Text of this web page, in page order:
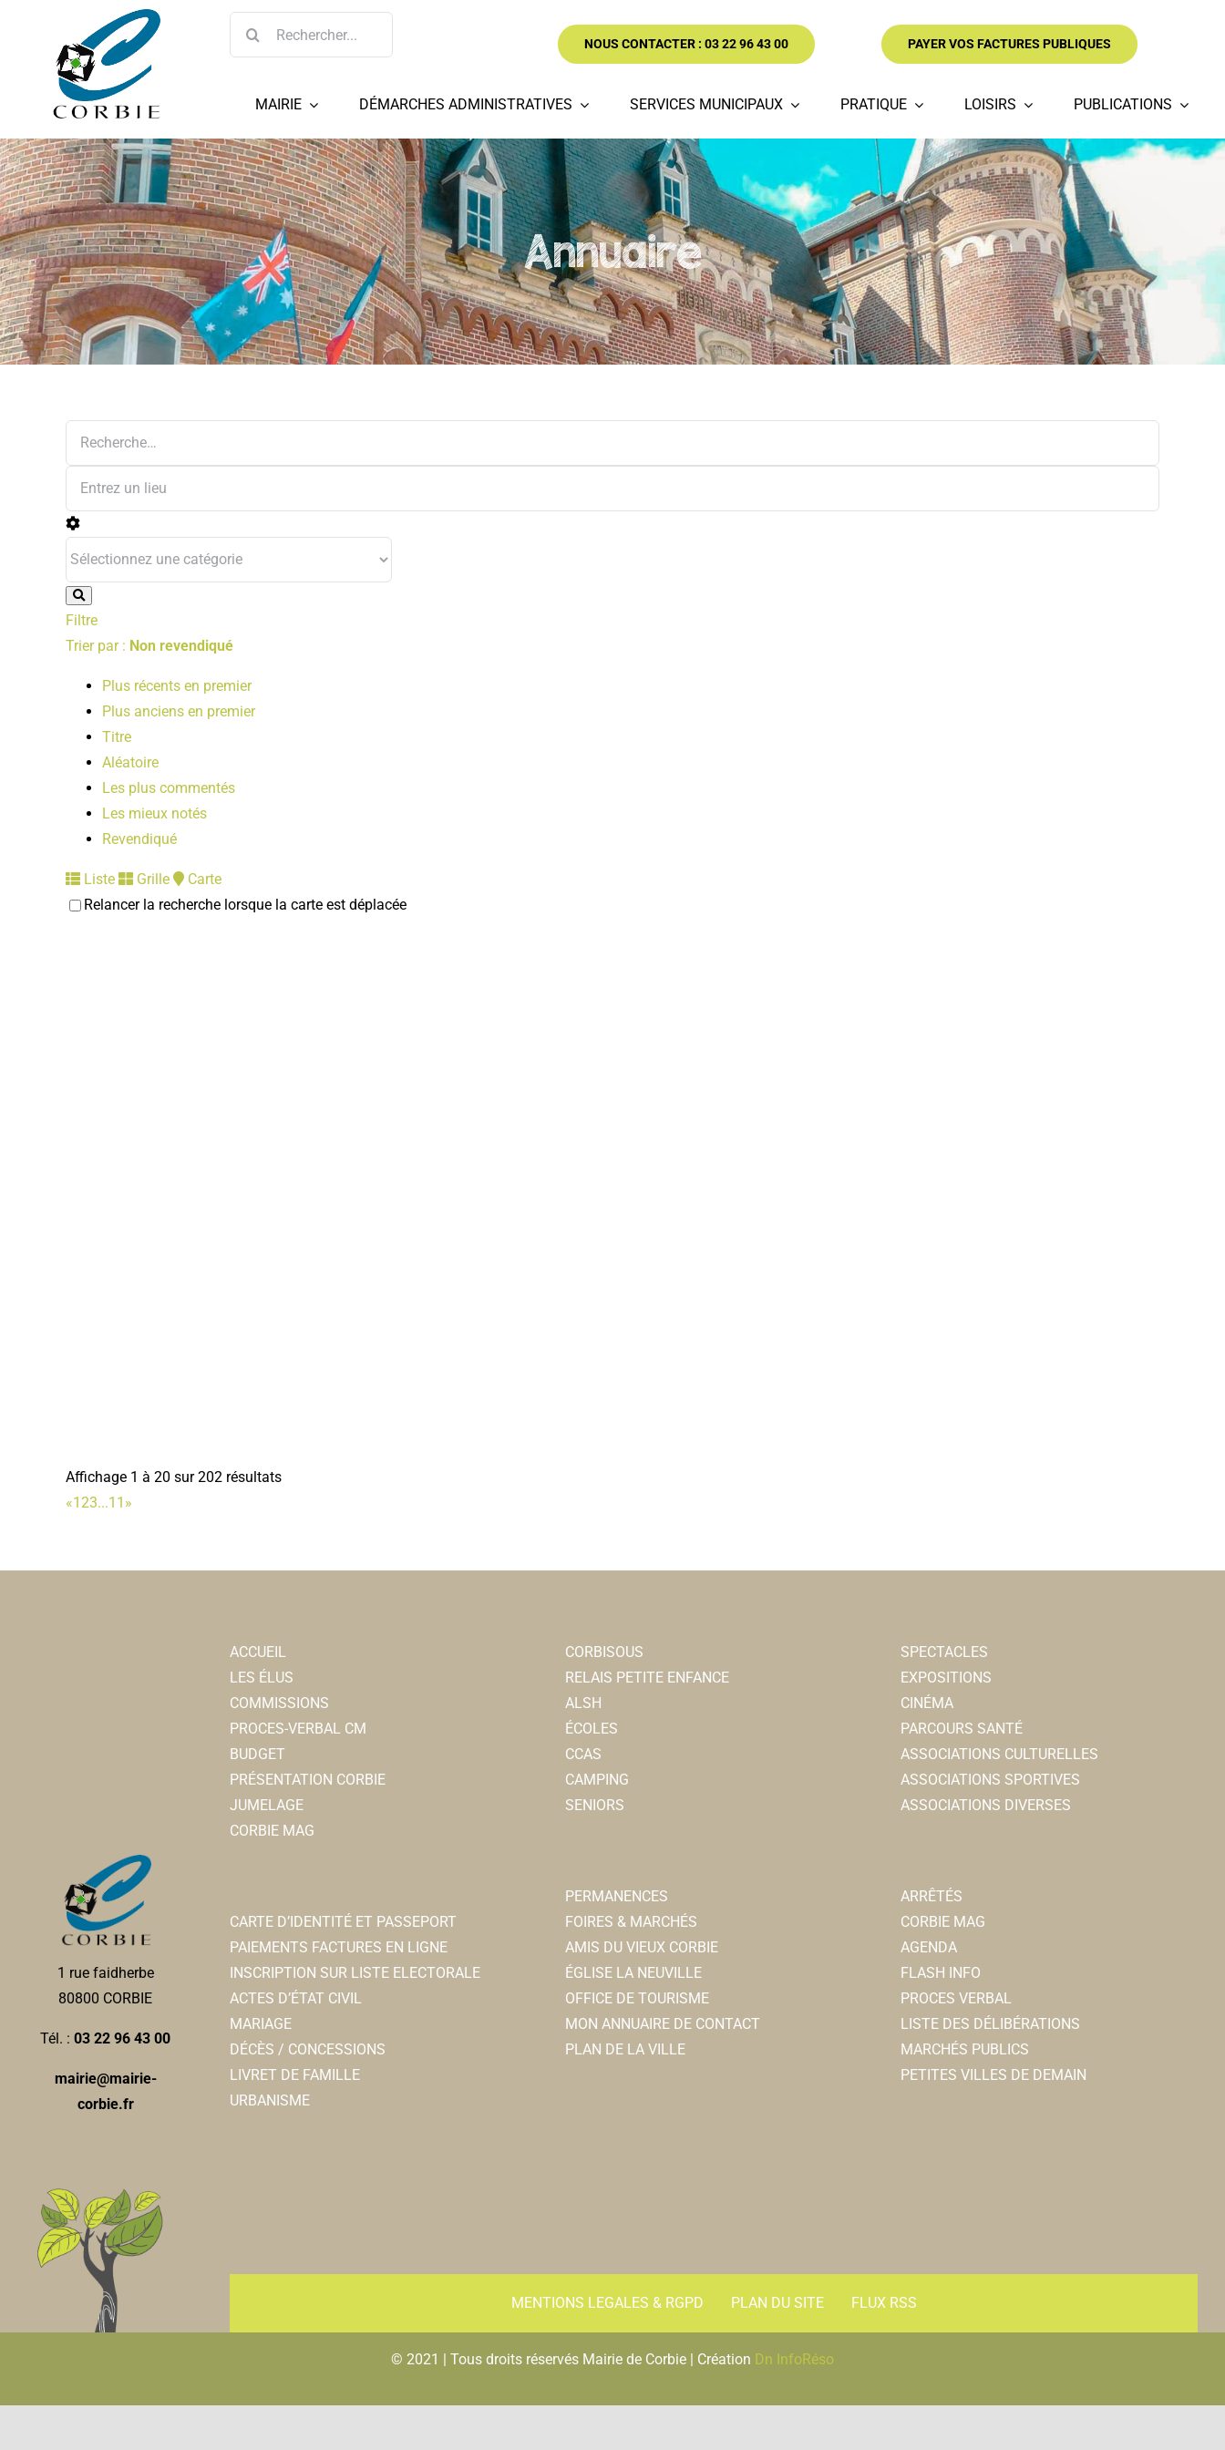
Rechercher:
NOUS CONTACTER : 03 22 96 43 00 PAYER VOS FACTURES PUBLIQUES
MAIRIE DÉMARCHES ADMINISTRATIVES SERVICES MUNICIPAUX PRATIQUE LOISIRS PUBLICATIONS
Annuaire
Filtre
Trier par : Non revendiqué
Plus récents en premier
Plus anciens en premier
Titre
Aléatoire
Les plus commentés
Les mieux notés
Revendiqué
Liste Grille
Carte
Relancer la recherche lorsque la carte est déplacée
Affichage 1 à 20 sur 202 résultats
«123...11 »
1 rue faidherbe
80800 CORBIE
Tél. :03 22 96 43 00
mairie@mairie-
corbie.fr
ACCUEIL
LES ÉLUS
COMMISSIONS
PROCES-VERBAL CM
BUDGET
PRÉSENTATION CORBIE
JUMELAGE
CORBIE MAG
CARTE D’IDENTITÉ ET PASSEPORT
PAIEMENTS FACTURES EN LIGNE
INSCRIPTION SUR LISTE ELECTORALE
ACTES D’ÉTAT CIVIL
MARIAGE
DÉCÈS / CONCESSIONS
LIVRET DE FAMILLE
URBANISME
CORBISOUS
RELAIS PETITE ENFANCE
ALSH
ÉCOLES
CCAS
CAMPING
SENIORS
PERMANENCES
FOIRES & MARCHÉS
AMIS DU VIEUX CORBIE
ÉGLISE LA NEUVILLE
OFFICE DE TOURISME
MON ANNUAIRE DE CONTACT
PLAN DE LA VILLE
SPECTACLES
EXPOSITIONS
CINÉMA
PARCOURS SANTÉ
ASSOCIATIONS CULTURELLES
ASSOCIATIONS SPORTIVES
ASSOCIATIONS DIVERSES
ARRÊTÉS
CORBIE MAG
AGENDA
FLASH INFO
PROCES VERBAL
LISTE DES DÉLIBÉRATIONS
MARCHÉS PUBLICS
PETITES VILLES DE DEMAIN
MENTIONS LEGALES & RGPD PLAN DU SITE FLUX RSS
© 2021 | Tous droits réservés Mairie de Corbie | Création Dn InfoRéso